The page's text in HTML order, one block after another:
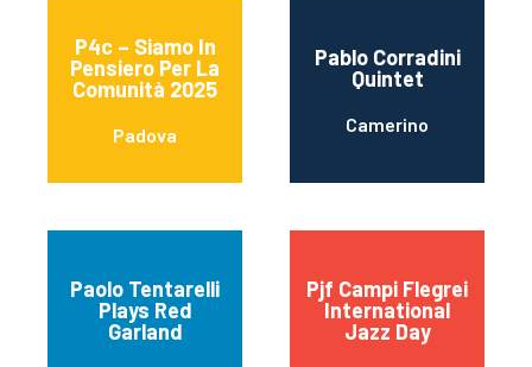
P4c – Siamo In
Pensiero Per La
Comunità 2025
Padova
Pablo Corradini
Quintet
Camerino
Paolo Tentarelli
Plays Red
Garland
Pjf Campi Flegrei
International
Jazz Day